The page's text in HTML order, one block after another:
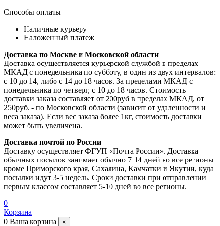
Способы оплаты
Наличные курьеру
Наложенный платеж
Доставка по Москве и Московской области
Доставка осуществляется курьерской службой в пределах
МКАД с понедельника по субботу, в один из двух интервалов:
с 10 до 14, либо с 14 до 18 часов. За пределами МКАД с
понедельника по четверг, с 10 до 18 часов. Стоимость
доставки заказа составляет от 200руб в пределах МКАД, от
250руб. - по Московской области (зависит от удаленности и
веса заказа). Если вес заказа более 1кг, стоимость доставки
может быть увеличена.
Доставка почтой по России
Доставку осуществляет ФГУП «Почта России». Доставка
обычных посылок занимает обычно 7-14 дней во все регионы
кроме Приморского края, Сахалина, Камчатки и Якутии, куда
посылки идут 3-5 недель. Сроки доставки при отправлении
первым классом составляет 5-10 дней во все регионы.
0
Корзина
0 Ваша корзина ×